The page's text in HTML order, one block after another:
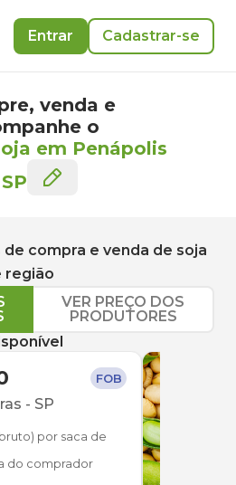
Entrar Cadastrar-se
venda e
o
em Penápolis
SP
compra e venda de soja
região
VER PREÇO DOS
PRODUTORES
FOB
- SP
por saca de
do comprador